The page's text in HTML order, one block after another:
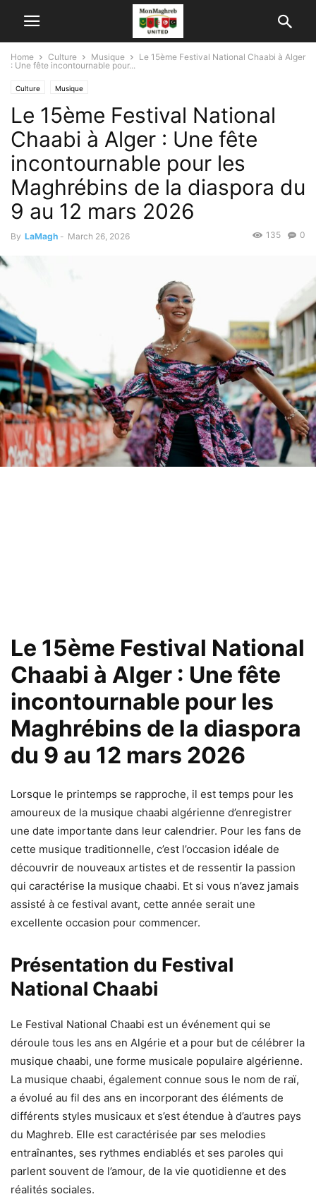
Home Culture Musique
Le 15ème Festival National Chaabi à Alger
: Une fête incontournable pour...
Culture Musique
Le 15ème Festival National
Chaabi à Alger : Une fête
incontournable pour les
Maghrébins de la diaspora du
9 au 12 mars 2026
By LaMagh - March 26, 2026 0
135
Le 15ème Festival National
Chaabi à Alger : Une fête
incontournable pour les
Maghrébins de la diaspora
du 9 au 12 mars 2026
Lorsque le printemps se rapproche, il est temps pour les
amoureux de la musique chaabi algérienne d’enregistrer
une date importante dans leur calendrier. Pour les fans de
cette musique traditionnelle, c’est l’occasion idéale de
découvrir de nouveaux artistes et de ressentir la passion
qui caractérise la musique chaabi. Et si vous n’avez jamais
assisté à ce festival avant, cette année serait une
excellente occasion pour commencer.
Présentation du Festival
National Chaabi
Le Festival National Chaabi est un événement qui se
déroule tous les ans en Algérie et a pour but de célébrer la
musique chaabi, une forme musicale populaire algérienne.
La musique chaabi, également connue sous le nom de raï,
a évolué au fil des ans en incorporant des éléments de
différents styles musicaux et s’est étendue à d’autres pays
du Maghreb. Elle est caractérisée par ses melodies
entraînantes, ses rythmes endiablés et ses paroles qui
parlent souvent de l’amour, de la vie quotidienne et des
réalités sociales.